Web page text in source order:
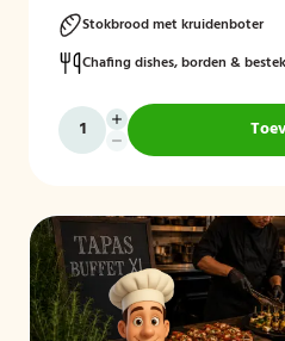
Stokbrood met kruidenboter
Chafing dishes, borden & bestek